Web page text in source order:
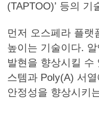
(TAPTOO)’ 등의 기
먼저 오스페라 플랫
높이는 기술이다.
발현을 향상시킬 수
스템과 Poly(A) 서
안정성을 향상시키